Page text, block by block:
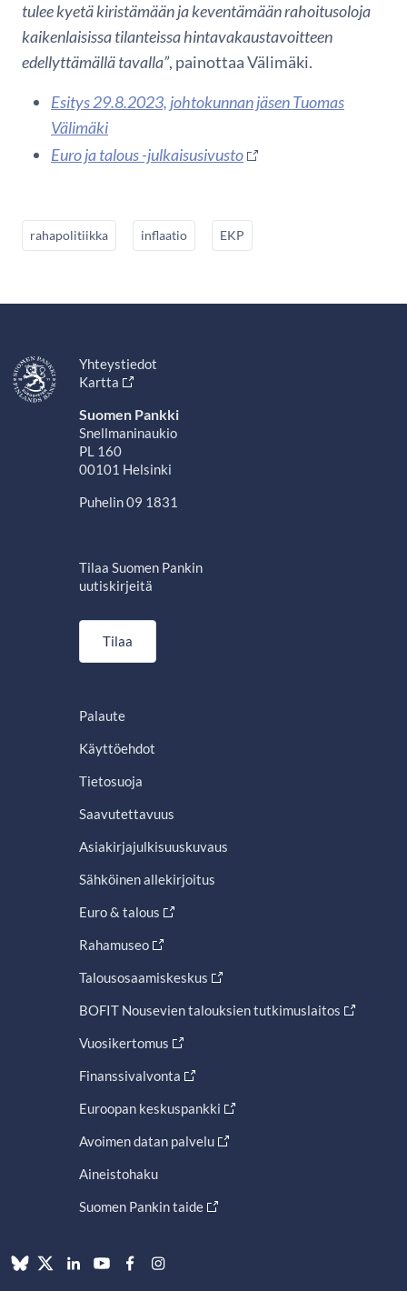
tulee kyetä kiristämään ja keventämään rahoitusoloja
kaikenlaisissa tilanteissa hintavakaustavoitteen
edellyttämällä tavalla”, painottaa Välimäki.
Esitys 29.8.2023, johtokunnan jäsen Tuomas
Välimäki
Euro ja talous -julkaisusivusto
rahapolitiikka inflaatio EKP
Yhteystiedot
Kartta
Suomen Pankki
Snellmaninaukio
PL 160
00101 Helsinki
Puhelin 09 1831
Tilaa Suomen Pankin
uutiskirjeitä
Tilaa
Palaute
Käyttöehdot
Tietosuoja
Saavutettavuus
Asiakirjajulkisuuskuvaus
Sähköinen allekirjoitus
Euro & talous
Rahamuseo
Talousosaamiskeskus
BOFIT Nousevien talouksien tutkimuslaitos
Vuosikertomus
Finanssivalvonta
Euroopan keskuspankki
Avoimen datan palvelu
Aineistohaku
Suomen Pankin taide